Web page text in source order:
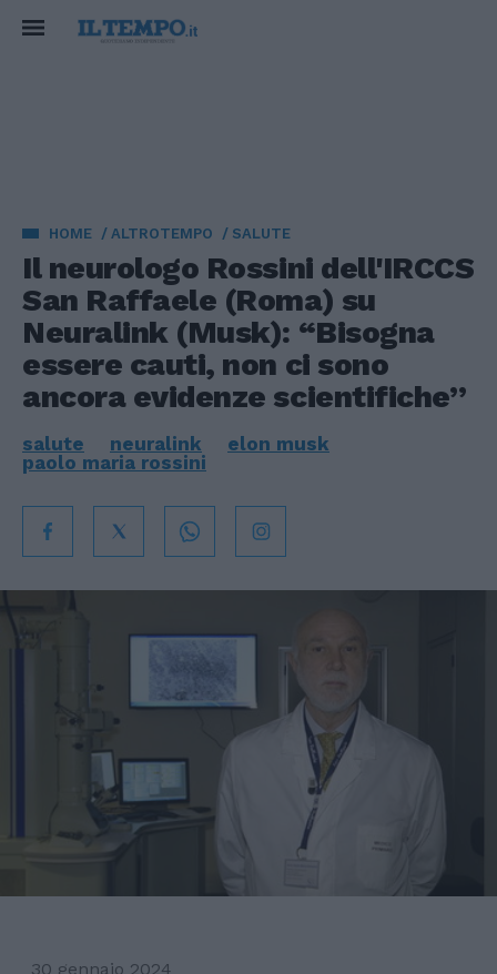
HOME ALTROTEMPO SALUTE
Il neurologo Rossini dell'IRCCS
San Raffaele (Roma) su
Neuralink (Musk): “Bisogna
essere cauti, non ci sono
ancora evidenze scientifiche”
salute neuralink
elon musk
paolo maria rossini
30 gennaio 2024